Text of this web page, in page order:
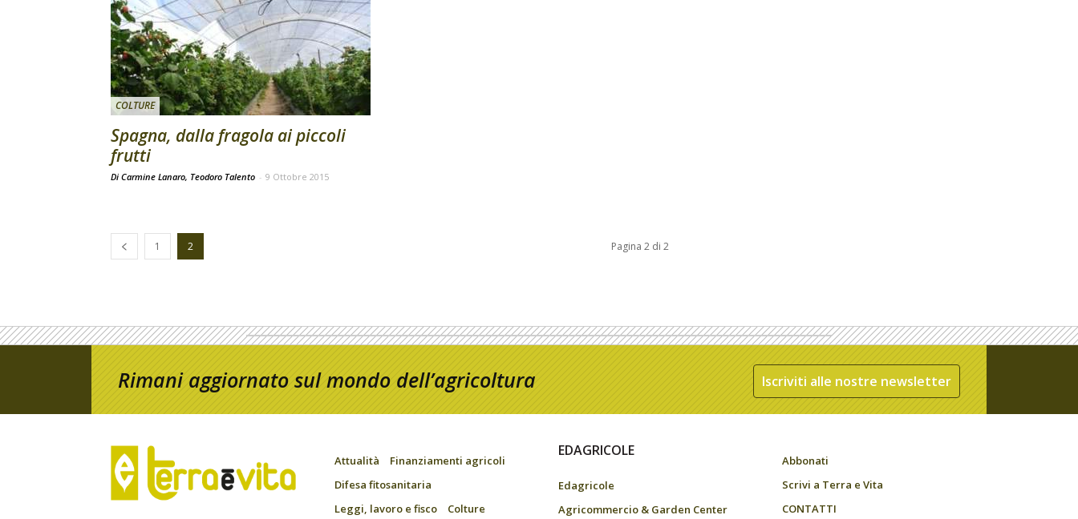
COLTURE
Spagna, dalla fragola ai piccoli
frutti
Di Carmine Lanaro, Teodoro Talento - 9 Ottobre 2015
1 2 Pagina 2 di 2
Rimani aggiornato sul mondo dell’agricoltura Iscriviti alle nostre newsletter
Attualità
Finanziamenti agricoli
Difesa fitosanitaria
Leggi, lavoro e fisco
Colture
EDAGRICOLE
Edagricole
Agricommercio & Garden Center
Abbonati
Scrivi a Terra e Vita
CONTATTI